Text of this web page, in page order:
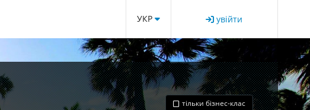
УКР увійти
тільки бізнес-клас